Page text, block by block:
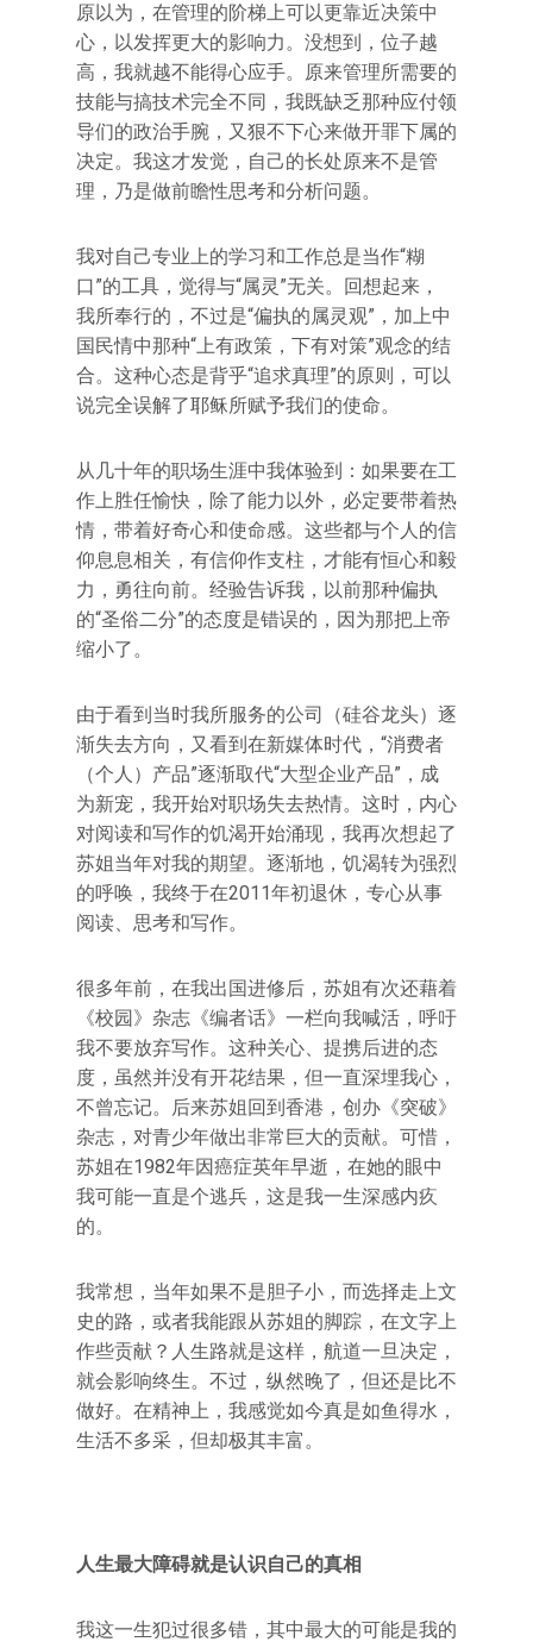
原以为，在管理的阶梯上可以更靠近决策中
心，以发挥更大的影响力。没想到，位子越
高，我就越不能得心应手。原来管理所需要的
技能与搞技术完全不同，我既缺乏那种应付领
导们的政治手腕，又狠不下心来做开罪下属的
决定。我这才发觉，自己的长处原来不是管
理，乃是做前瞻性思考和分析问题。
我对自己专业上的学习和工作总是当作“糊
口”的工具，觉得与“属灵”无关。回想起来，
我所奉行的，不过是“偏执的属灵观”，加上中
国民情中那种“上有政策，下有对策”观念的结
合。这种心态是背乎“追求真理”的原则，可以
说完全误解了耶稣所赋予我们的使命。
从几十年的职场生涯中我体验到：如果要在工
作上胜任愉快，除了能力以外，必定要带着热
情，带着好奇心和使命感。这些都与个人的信
仰息息相关，有信仰作支柱，才能有恒心和毅
力，勇往向前。经验告诉我，以前那种偏执
的“圣俗二分”的态度是错误的，因为那把上帝
缩小了。
由于看到当时我所服务的公司（硅谷龙头）逐
渐失去方向，又看到在新媒体时代，“消费者
（个人）产品”逐渐取代“大型企业产品”，成
为新宠，我开始对职场失去热情。这时，内心
对阅读和写作的饥渴开始涌现，我再次想起了
苏姐当年对我的期望。逐渐地，饥渴转为强烈
的呼唤，我终于在2011年初退休，专心从事
阅读、思考和写作。
很多年前，在我出国进修后，苏姐有次还藉着
《校园》杂志《编者话》一栏向我喊活，呼吁
我不要放弃写作。这种关心、提携后进的态
度，虽然并没有开花结果，但一直深埋我心，
不曾忘记。后来苏姐回到香港，创办《突破》
杂志，对青少年做出非常巨大的贡献。可惜，
苏姐在1982年因癌症英年早逝，在她的眼中
我可能一直是个逃兵，这是我一生深感内疚
的。
我常想，当年如果不是胆子小，而选择走上文
史的路，或者我能跟从苏姐的脚踪，在文字上
作些贡献？人生路就是这样，航道一旦决定，
就会影响终生。不过，纵然晚了，但还是比不
做好。在精神上，我感觉如今真是如鱼得水，
生活不多采，但却极其丰富。
人生最大障碍就是认识自己的真相
我这一生犯过很多错，其中最大的可能是我的